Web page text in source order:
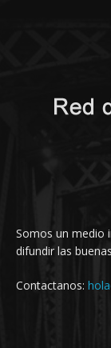
Somos un medio
difundir las
Contactanos: